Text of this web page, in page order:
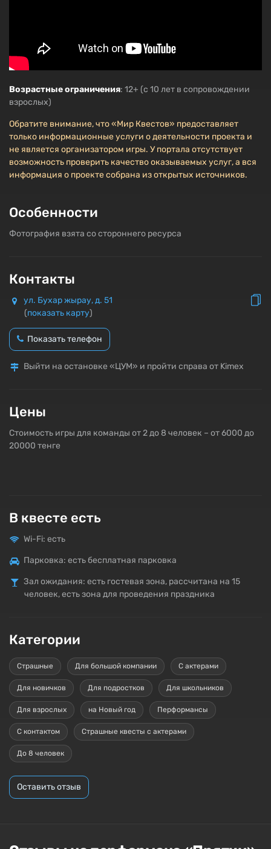
Возрастные ограничения: 12+ (с 10 лет в сопровождении
взрослых)
Обратите внимание, что «Мир Квестов» предоставляет
только информационные услуги о деятельности проекта и
не является организатором игры. У портала отсутствует
возможность проверить качество оказываемых услуг, а вся
информация о проекте собрана из открытых источников.
Особенности
Фотография взята со стороннего ресурса
Контакты
ул. Бухар жырау, д. 51
(показать карту)
Показать телефон
Выйти на остановке «ЦУМ» и пройти справа от Kimex
Цены
Стоимость игры для команды от 2 до 8 человек – от 6000 до
20000 тенге
В квесте есть
Wi-Fi: есть
Парковка: есть бесплатная парковка
Зал ожидания: есть гостевая зона, рассчитана на 15
человек, есть зона для проведения праздника
Категории
Страшные Для большой компании С актерами
Для новичков Для подростков Для школьников
Для взрослых на Новый год Перформансы
С контактом Страшные квесты с актерами
До 8 человек
Оставить отзыв